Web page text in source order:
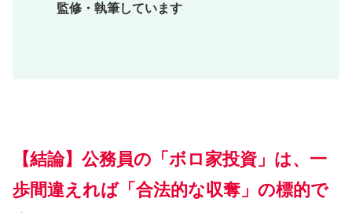
監修・執筆しています
【結論】公務員の「ボロ家投資」は、一
歩間違えれば「合法的な収奪」の標的で